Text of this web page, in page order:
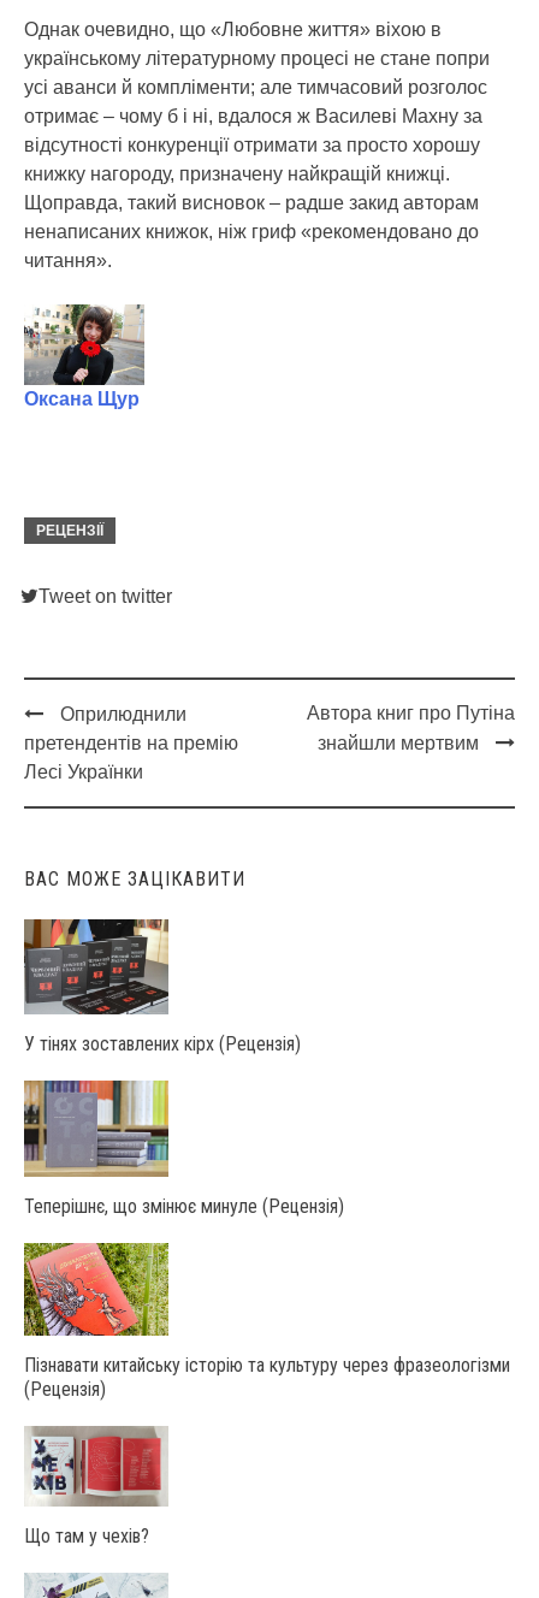
Однак очевидно, що «Любовне життя» віхою в
українському літературному процесі не стане попри
усі аванси й компліменти; але тимчасовий розголос
отримає – чому б і ні, вдалося ж Василеві Махну за
відсутності конкуренції отримати за просто хорошу
книжку нагороду, призначену найкращій книжці.
Щоправда, такий висновок – радше закид авторам
ненаписаних книжок, ніж гриф «рекомендовано до
читання».
Оксана Щур
РЕЦЕНЗІЇ
Tweet on twitter
Post
navigation
Оприлюднили
претендентів на премію
Лесі Українки
Автора книг про Путіна
знайшли мертвим
ВАС МОЖЕ ЗАЦІКАВИТИ
У тінях зоставлених кірх (Рецензія)
Теперішнє, що змінює минуле (Рецензія)
Пізнавати китайську історію та культуру через фразеологізми
(Рецензія)
Що там у чехів?